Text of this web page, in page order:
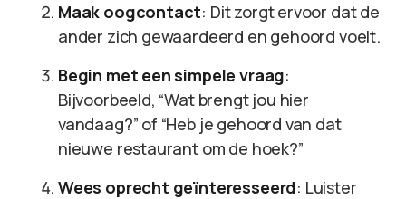
Maak oogcontact: Dit zorgt ervoor dat de
ander zich gewaardeerd en gehoord voelt.
Begin met een simpele vraag:
Bijvoorbeeld, “Wat brengt jou hier
vandaag?” of “Heb je gehoord van dat
nieuwe restaurant om de hoek?”
Wees oprecht geïnteresseerd: Luister